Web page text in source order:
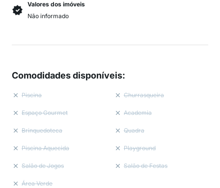
Valores dos imóveis
Não informado
Comodidades disponíveis:
Piscina Churrasqueira
Espaço Gourmet Academia
Brinquedoteca Quadra
Piscina Aquecida Playground
Salão de Jogos Salão de Festas
Área Verde